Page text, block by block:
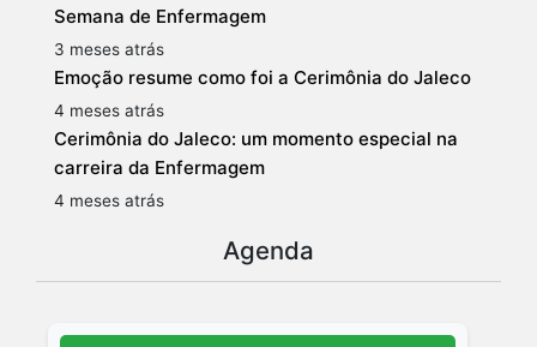
Semana de Enfermagem
3 meses atrás
Emoção resume como foi a Cerimônia do Jaleco
4 meses atrás
Cerimônia do Jaleco: um momento especial na
carreira da Enfermagem
4 meses atrás
Agenda